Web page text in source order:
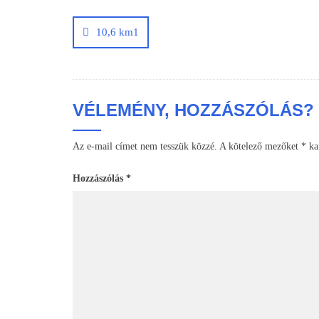
navigáció
10,6 km1
VÉLEMÉNY, HOZZÁSZÓLÁS?
Az e-mail címet nem tesszük közzé. A kötelező mezőket *
Hozzászólás *